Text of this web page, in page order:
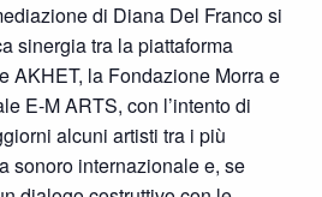
di Diana Del Franco si
sinergia tra la piattaforma
AKHET, la Fondazione Morra e
E-M ARTS, con l’intento di
alcuni artisti tra i più
sonoro internazionale e, se